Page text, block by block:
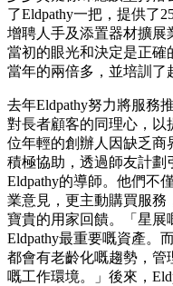
了Eldpathy一把，提供了
增聘人手及添置器材擴展
當初的眼光和決定是正確
當年的兩倍多，並培訓了
去年Eldpathy努力將服務
對長者顧客的同理心，以
位年輕的創辦人因缺乏商
積極協助，透過師友計劃
Eldpathy的導師。他們不
業意見，更主動購買服務
寶貴的用家回饋。「星展
Eldpathy最重要嘅資產。
都會有老齡化嘅趨勢，管
嘅工作環境。」後來，